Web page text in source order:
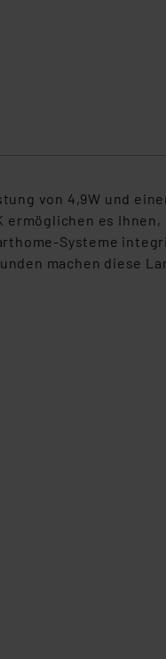
von 4,9W und
ermöglichen es Ihnen,
Systeme
machen diese